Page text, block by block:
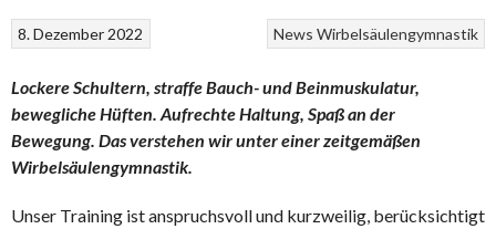
News Wirbelsäulengymnastik
8. Dezember 2022
Lockere Schultern, straffe Bauch- und Beinmuskulatur,
bewegliche Hüften. Aufrechte Haltung, Spaß an der
Bewegung. Das verstehen wir unter einer zeitgemäßen
Wirbelsäulengymnastik.
Unser Training ist anspruchsvoll und kurzweilig, berücksichtigt